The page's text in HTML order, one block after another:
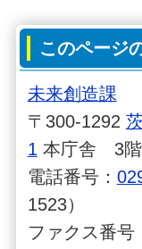
このページ
未来創造課
〒300-1292
1 本庁舎 3階
電話番号：
1523）
ファクス番号